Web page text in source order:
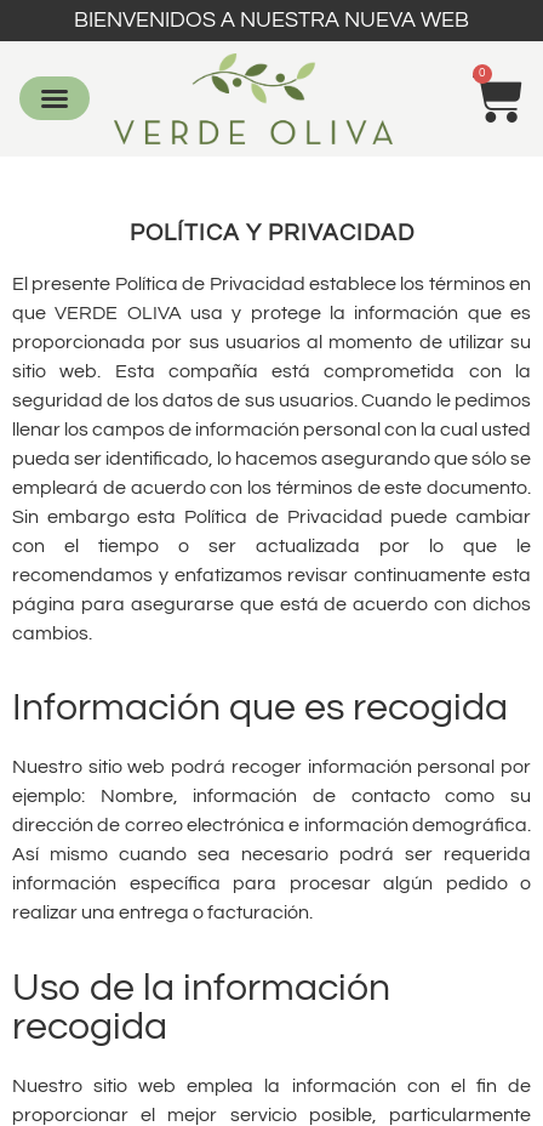
BIENVENIDOS A NUESTRA NUEVA WEB
0
POLÍTICA Y PRIVACIDAD
El presente Política de Privacidad establece los términos en
que VERDE OLIVA usa y protege la información que es
proporcionada por sus usuarios al momento de utilizar su
sitio web. Esta compañía está comprometida con la
seguridad de los datos de sus usuarios. Cuando le pedimos
llenar los campos de información personal con la cual usted
pueda ser identificado, lo hacemos asegurando que sólo se
empleará de acuerdo con los términos de este documento.
Sin embargo esta Política de Privacidad puede cambiar
con el tiempo o ser actualizada por lo que le
recomendamos y enfatizamos revisar continuamente esta
página para asegurarse que está de acuerdo con dichos
cambios.
Información que es recogida
Nuestro sitio web podrá recoger información personal por
ejemplo: Nombre, información de contacto como su
dirección de correo electrónica e información demográfica.
Así mismo cuando sea necesario podrá ser requerida
información específica para procesar algún pedido o
realizar una entrega o facturación.
Uso de la información
recogida
Nuestro sitio web emplea la información con el fin de
proporcionar el mejor servicio posible, particularmente